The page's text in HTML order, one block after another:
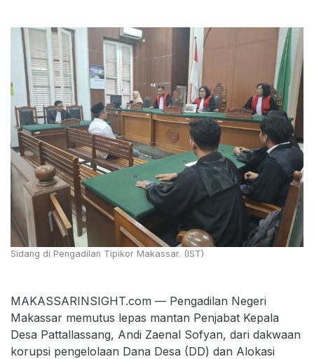
Sidang di Pengadilan Tipikor Makassar. (IST)
MAKASSARINSIGHT.com — Pengadilan Negeri
Makassar memutus lepas mantan Penjabat Kepala
Desa Pattallassang, Andi Zaenal Sofyan, dari dakwaan
korupsi pengelolaan Dana Desa (DD) dan Alokasi